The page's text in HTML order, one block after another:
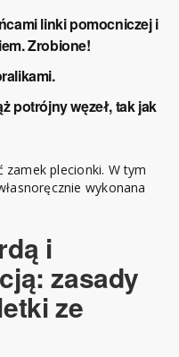
linki pomocniczej i
Zrobione!
potrójny węzeł, tak jak
plecionki. W tym
wykonana
i
zasady
ze